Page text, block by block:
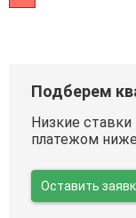
Подберем
Низкие
платежом
Оставить